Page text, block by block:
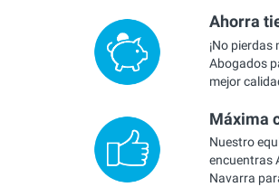
Ahorra
¡No
Abogados
mejor
Máxima
Nuestro
encuentras
Navarra